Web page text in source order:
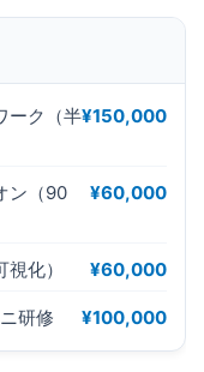
ーク（半¥150,000
ン（90
¥60,000
化） ¥60,000
研修 ¥100,000